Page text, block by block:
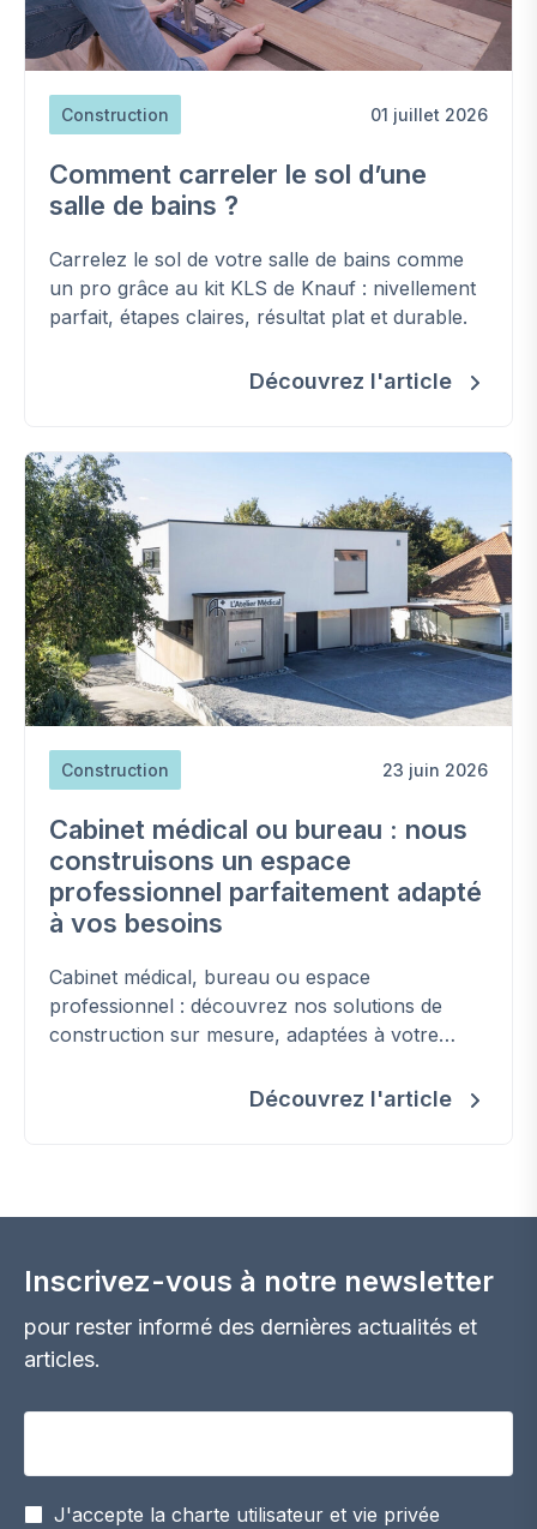
Construction 01 juillet 2026
Comment carreler le sol d’une
salle de bains ?
Carrelez le sol de votre salle de bains comme
un pro grâce au kit KLS de Knauf : nivellement
parfait, étapes claires, résultat plat et durable.
Découvrez l'article
Construction 23 juin 2026
Cabinet médical ou bureau : nous
construisons un espace
professionnel parfaitement adapté
à vos besoins
Cabinet médical, bureau ou espace
professionnel : découvrez nos solutions de
construction sur mesure, adaptées à votre
Découvrez l'article
Inscrivez-vous à notre newsletter
pour rester informé des dernières actualités et
articles.
J'accepte la charte utilisateur et vie privée